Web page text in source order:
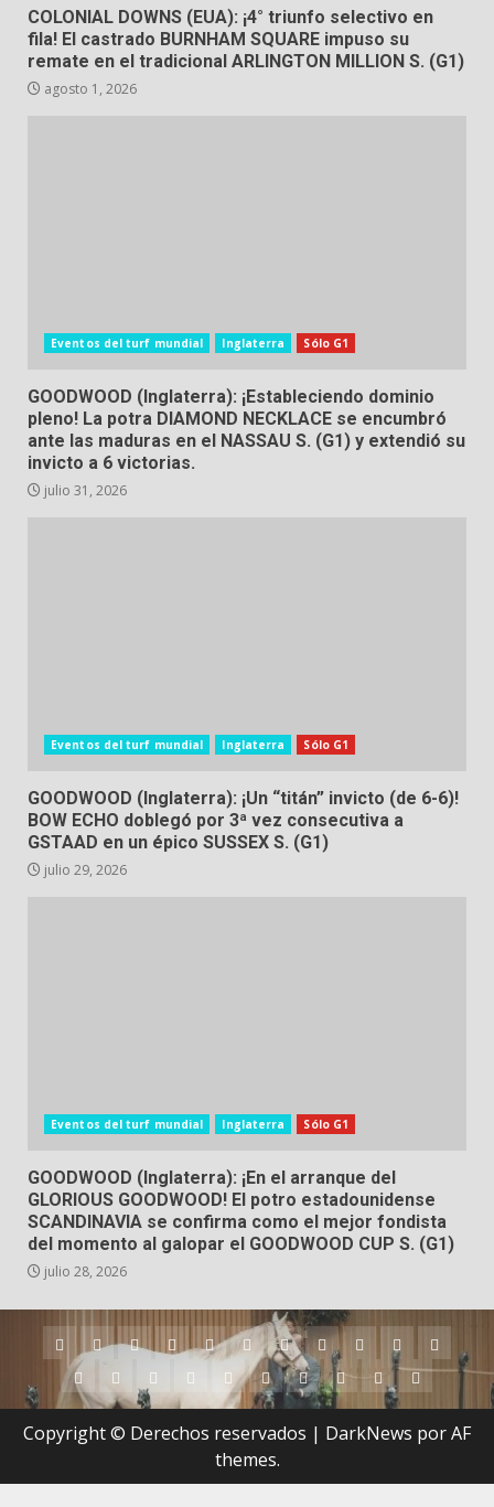
COLONIAL DOWNS (EUA): ¡4° triunfo selectivo en
fila! El castrado BURNHAM SQUARE impuso su
remate en el tradicional ARLINGTON MILLION S. (G1)
agosto 1, 2026
Eventos del turf mundial Inglaterra Sólo G1
GOODWOOD (Inglaterra): ¡Estableciendo dominio
pleno! La potra DIAMOND NECKLACE se encumbró
ante las maduras en el NASSAU S. (G1) y extendió su
invicto a 6 victorias.
julio 31, 2026
Eventos del turf mundial Inglaterra Sólo G1
GOODWOOD (Inglaterra): ¡Un “titán” invicto (de 6-6)!
BOW ECHO doblegó por 3ª vez consecutiva a
GSTAAD en un épico SUSSEX S. (G1)
julio 29, 2026
Eventos del turf mundial Inglaterra Sólo G1
GOODWOOD (Inglaterra): ¡En el arranque del
GLORIOUS GOODWOOD! El potro estadounidense
SCANDINAVIA se confirma como el mejor fondista
del momento al galopar el GOODWOOD CUP S. (G1)
julio 28, 2026
Argentina
AustraliaBrasilChileDubaiEstados
Unidos
Hong
Kong
Inglaterra
IrlandaJapónNueva
Zelanda
PanamáPerú
Puerto
Rico
QatarSingapurSuráfrica
UruguayVenezuelaHipódromos
(Dubai)
Copyright © Derechos reservados | DarkNews por AF
themes.